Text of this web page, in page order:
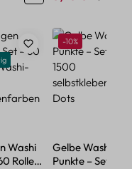
Washi
Rollen
Rabatt
-10%
Gelbe Washi
Punkte – Set mit